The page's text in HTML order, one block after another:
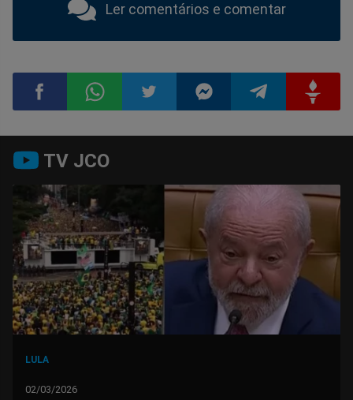
Ler comentários e comentar
Compartilhar
no
FacebookWhatsappTwitter
no
Messenger
no
Telegram
no
Gettr
TV JCO
LULA
02/03/2026